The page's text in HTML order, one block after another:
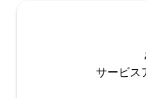
サービス